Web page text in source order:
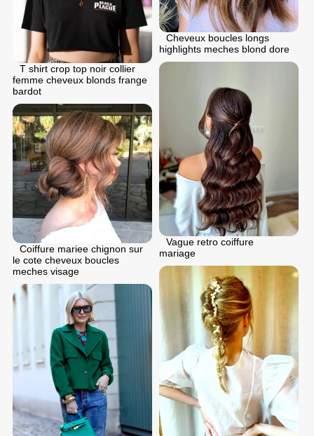
Cheveux boucles longs
highlights meches blond dore
T shirt crop top noir collier
femme cheveux blonds frange
bardot
Vague retro coiffure
mariage
Coiffure mariee chignon sur
le cote cheveux boucles
meches visage